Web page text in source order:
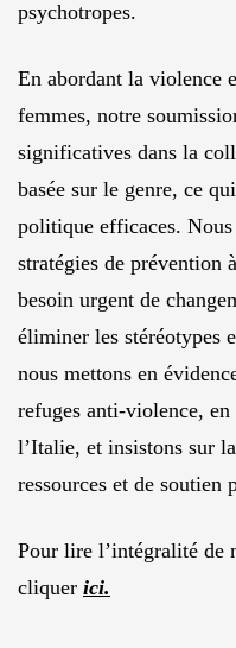
psychotropes.
En abordant la violence
femmes, notre
significatives dans la
basée sur le genre, ce
politique efficaces.
stratégies de prévention
besoin urgent de
éliminer les stéréotypes
nous mettons en
refuges anti-violence,
l’Italie, et insistons sur
ressources et de soutien
Pour lire l’intégralité de
cliquer ici.